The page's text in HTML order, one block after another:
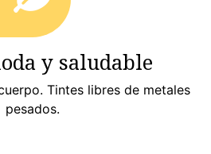
y saludable
Tintes libres de metales
pesados.